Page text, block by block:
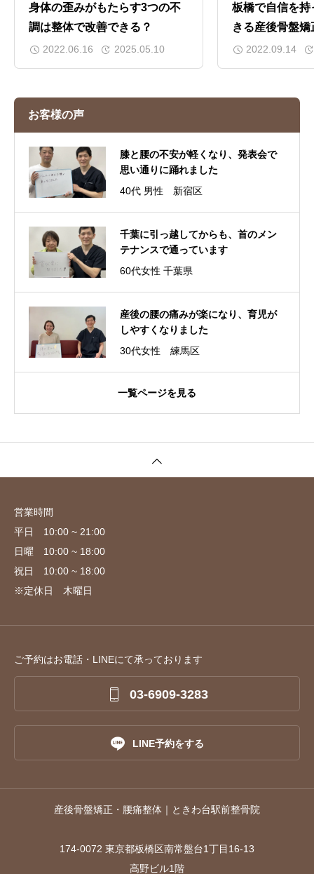
身体の歪みがもたらす3つの不
調は整体で改善できる？
2022.06.16 2025.05.10
板橋で自信を
きる産後骨盤
2022.09.14
お客様の声
膝と腰の不安が軽くなり、発表会で
思い通りに踊れました
40代 男性 新宿区
千葉に引っ越してからも、首のメン
テナンスで通っています
60代女性 千葉県
産後の腰の痛みが楽になり、育児が
しやすくなりました
30代女性 練馬区
一覧ページを見る
営業時間
平日 10:00 ~ 21:00
日曜 10:00 ~ 18:00
祝日 10:00 ~ 18:00
※定休日 木曜日
ご予約はお電話・LINEにて承っております
 03-6909-3283
 LINE予約をする
産後骨盤矯正・腰痛整体｜ときわ台駅前整骨院
174-0072 東京都板橋区南常盤台1丁目16-13
高野ビル1階
電話で予約する LINEで予約する